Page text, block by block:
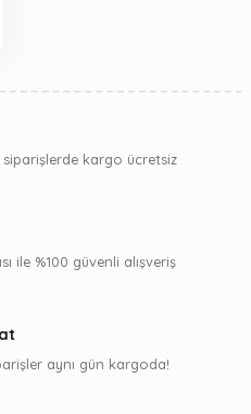
siparişlerde kargo ücretsiz
ile %100 güvenli alışveriş
aynı gün kargoda!